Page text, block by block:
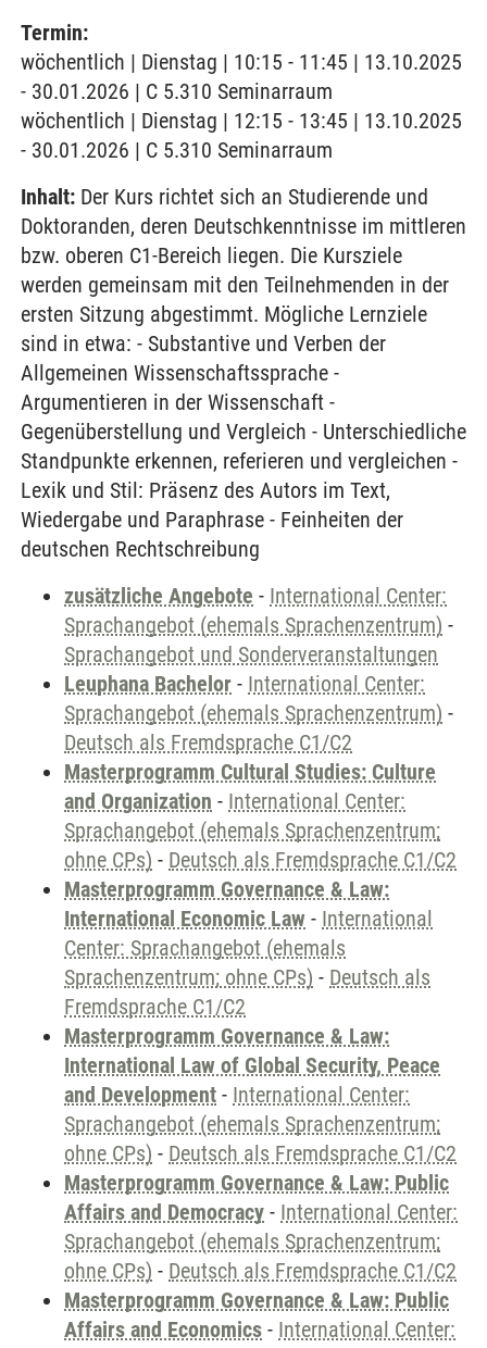
Termin:
wöchentlich | Dienstag | 10:15 - 11:45 | 13.10.2025
- 30.01.2026 | C 5.310 Seminarraum
wöchentlich | Dienstag | 12:15 - 13:45 | 13.10.2025
- 30.01.2026 | C 5.310 Seminarraum
Inhalt: Der Kurs richtet sich an Studierende und
Doktoranden, deren Deutschkenntnisse im mittleren
bzw. oberen C1-Bereich liegen. Die Kursziele
werden gemeinsam mit den Teilnehmenden in der
ersten Sitzung abgestimmt. Mögliche Lernziele
sind in etwa: - Substantive und Verben der
Allgemeinen Wissenschaftssprache -
Argumentieren in der Wissenschaft -
Gegenüberstellung und Vergleich - Unterschiedliche
Standpunkte erkennen, referieren und vergleichen -
Lexik und Stil: Präsenz des Autors im Text,
Wiedergabe und Paraphrase - Feinheiten der
deutschen Rechtschreibung
zusätzliche Angebote - International Center:
Sprachangebot (ehemals Sprachenzentrum) -
Sprachangebot und Sonderveranstaltungen
Leuphana Bachelor - International Center:
Sprachangebot (ehemals Sprachenzentrum) -
Deutsch als Fremdsprache C1/C2
Masterprogramm Cultural Studies: Culture
and Organization - International Center:
Sprachangebot (ehemals Sprachenzentrum;
ohne CPs) - Deutsch als Fremdsprache C1/C2
Masterprogramm Governance & Law:
International Economic Law - International
Center: Sprachangebot (ehemals
Sprachenzentrum; ohne CPs) - Deutsch als
Fremdsprache C1/C2
Masterprogramm Governance & Law:
International Law of Global Security, Peace
and Development - International Center:
Sprachangebot (ehemals Sprachenzentrum;
ohne CPs) - Deutsch als Fremdsprache C1/C2
Masterprogramm Governance & Law: Public
Affairs and Democracy - International Center:
Sprachangebot (ehemals Sprachenzentrum;
ohne CPs) - Deutsch als Fremdsprache C1/C2
Masterprogramm Governance & Law: Public
Affairs and Economics - International Center: